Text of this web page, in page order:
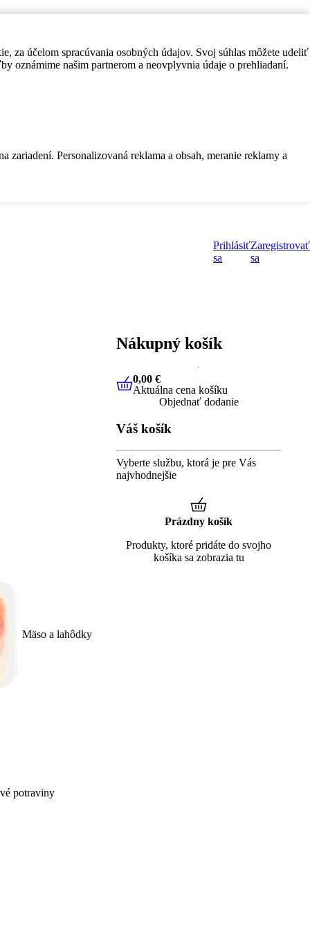
za účelom spracúvania osobných údajov. Svoj súhlas môžete udeliť
oznámime našim partnerom a neovplyvnia údaje o prehliadaní.
Personalizovaná reklama a obsah, meranie reklamy a
Prihlásiť
sa
Zaregistrovať
sa
Mäso a lahôdky
potraviny
Nákupný košík
0,00 €Aktuálna cena košíku
0,00 €
Aktuálna cena košíku
Objednať dodanie
Váš košík
Vyberte službu, ktorá je pre Vás
najvhodnejšie
Prázdny košík
Produkty, ktoré pridáte do svojho
košíka sa zobrazia tu